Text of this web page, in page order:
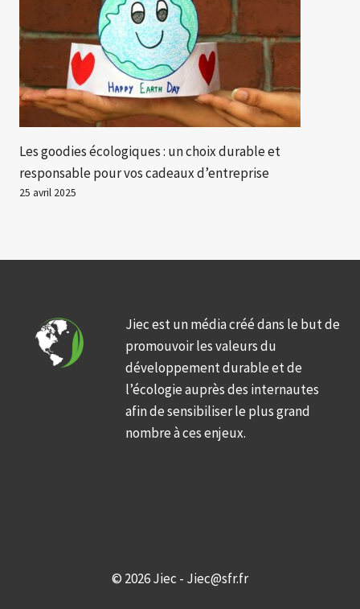
Les goodies écologiques : un choix durable et
responsable pour vos cadeaux d’entreprise
25 avril 2025
Jiec est un média créé dans le but de
promouvoir les valeurs du
développement durable et de
l’écologie auprès des internautes
afin de sensibiliser le plus grand
nombre à ces enjeux.
© 2026 Jiec - Jiec@sfr.fr